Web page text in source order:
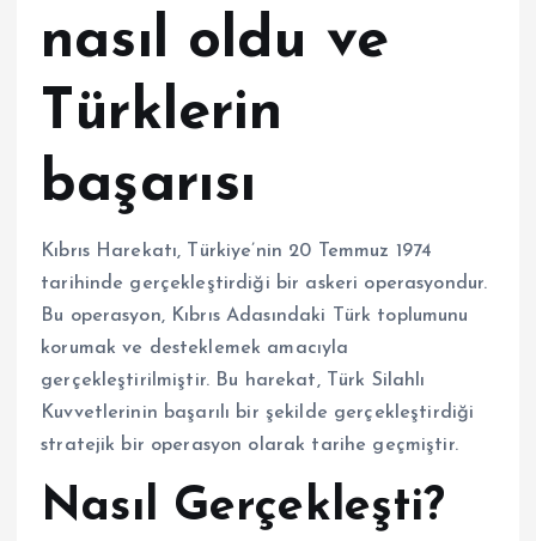
nasıl oldu ve
Türklerin
başarısı
Kıbrıs Harekatı, Türkiye’nin 20 Temmuz 1974
tarihinde gerçekleştirdiği bir askeri operasyondur.
Bu operasyon, Kıbrıs Adasındaki Türk toplumunu
korumak ve desteklemek amacıyla
gerçekleştirilmiştir. Bu harekat, Türk Silahlı
Kuvvetlerinin başarılı bir şekilde gerçekleştirdiği
stratejik bir operasyon olarak tarihe geçmiştir.
Nasıl Gerçekleşti?